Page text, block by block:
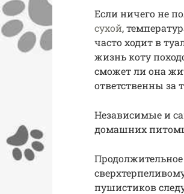
Если ничего не
сухой,
часто ходит в
жизнь коту
сможет ли она
ответственны за
Независимые и
домашних
пушистиков